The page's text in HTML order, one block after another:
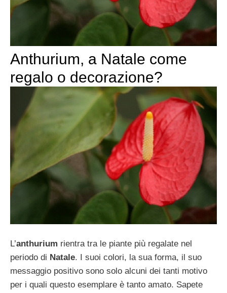
Anthurium, a Natale come
regalo o decorazione?
L’anthurium rientra tra le piante più regalate nel
periodo di Natale. I suoi colori, la sua forma, il suo
messaggio positivo sono solo alcuni dei tanti motivo
per i quali questo esemplare è tanto amato. Sapete